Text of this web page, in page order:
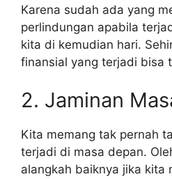
Karena sudah ada yang
perlindungan apabila
kita di kemudian hari.
finansial yang terjadi bisa
2. Jaminan
Kita memang tak pernah
terjadi di masa depan.
alangkah baiknya jika kita